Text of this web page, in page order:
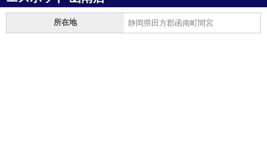
所在地 静岡県田方郡函南町間宮